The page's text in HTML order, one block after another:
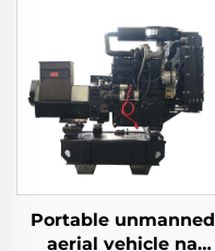
Portable unmanned
aerial vehicle na